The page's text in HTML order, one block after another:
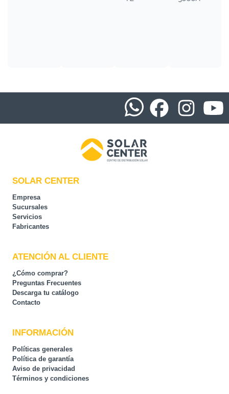
SOLAR CENTER
Empresa
Sucursales
Servicios
Fabricantes
ATENCIÓN AL CLIENTE
¿Cómo comprar?
Preguntas Frecuentes
Descarga tu catálogo
Contacto
INFORMACIÓN
Políticas generales
Política de garantía
Aviso de privacidad
Términos y condiciones